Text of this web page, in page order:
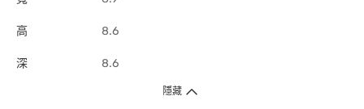
高 8.6
深 8.6
隱藏